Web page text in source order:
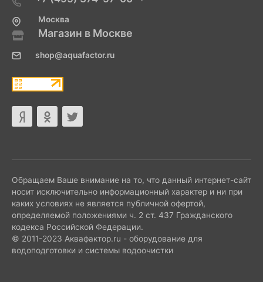
Москва
Магазин в Москве
shop@aquafactor.ru
Обращаем Ваше внимание на то, что данный интернет-сайт
носит исключительно информационный характер и ни при
каких условиях не является публичной офертой,
определяемой положениями ч. 2 ст. 437 Гражданского
кодекса Российской Федерации.
© 2011-2023 Аквафактор.ru - оборудование для
водоподготовки и системы водоочистки